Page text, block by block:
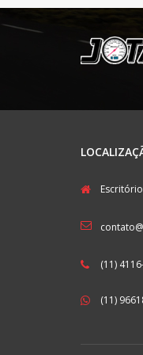
(11)
(11)